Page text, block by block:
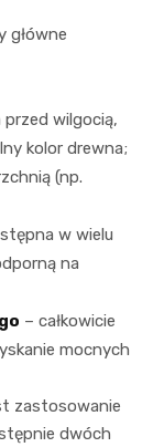
główne
przed wilgocią,
kolor drewna;
(np.
w wielu
na
– całkowicie
mocnych
zastosowanie
dwóch